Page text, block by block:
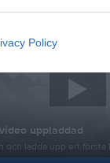
Policy
uppladdade video
uppladdad
och ladda upp ert första